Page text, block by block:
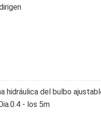
hidráulica del bulbo
- los 5m